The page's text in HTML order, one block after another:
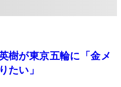
が東京五輪に「金メ
たい」